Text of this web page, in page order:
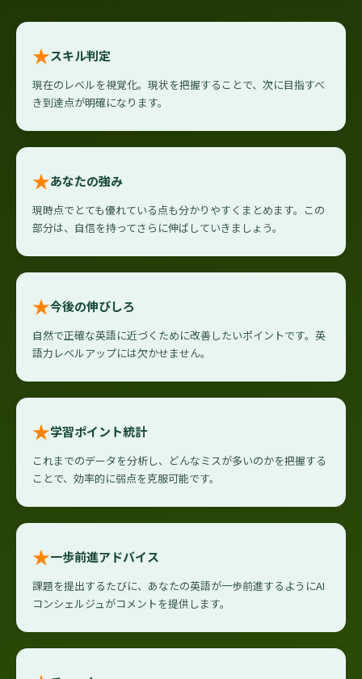
★スキル判定
現在のレベルを視覚化。現状を把握することで、次に目指すべ
き到達点が明確になります。
★あなたの強み
現時点でとても優れている点も分かりやすくまとめます。この
部分は、自信を持ってさらに伸ばしていきましょう。
★今後の伸びしろ
自然で正確な英語に近づくために改善したいポイントです。英
語力レベルアップには欠かせません。
★学習ポイント統計
これまでのデータを分析し、どんなミスが多いのかを把握する
ことで、効率的に弱点を克服可能です。
★一歩前進アドバイス
課題を提出するたびに、あなたの英語が一歩前進するようにAI
コンシェルジュがコメントを提供します。